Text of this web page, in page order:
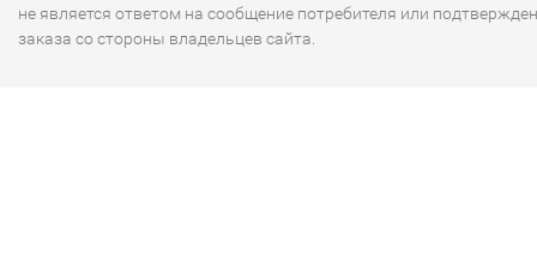
не является ответом на сообщение потребителя или
заказа со стороны владельцев сайта.